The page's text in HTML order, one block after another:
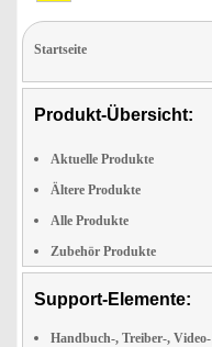
Startseite
Produkt-Übersicht:
Aktuelle Produkte
Ältere Produkte
Alle Produkte
Zubehör Produkte
Support-Elemente:
Handbuch-, Treiber-, Video-